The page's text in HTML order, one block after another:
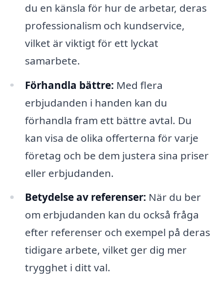
du en känsla för hur de arbetar, deras
professionalism och kundservice,
vilket är viktigt för ett lyckat
samarbete.
Förhandla bättre: Med flera
erbjudanden i handen kan du
förhandla fram ett bättre avtal. Du
kan visa de olika offerterna för varje
företag och be dem justera sina priser
eller erbjudanden.
Betydelse av referenser: När du ber
om erbjudanden kan du också fråga
efter referenser och exempel på deras
tidigare arbete, vilket ger dig mer
trygghet i ditt val.